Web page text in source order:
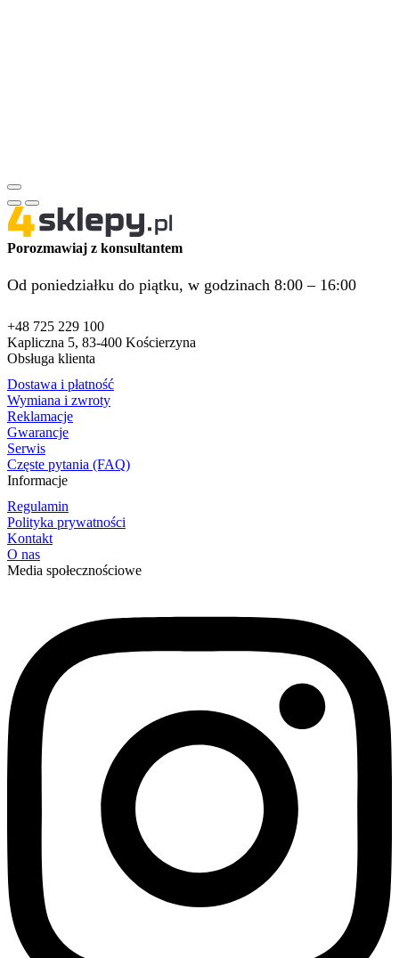
Porozmawiaj z konsultantem
Od poniedziałku do piątku, w godzinach 8:00 – 16:00
+48 725 229 100
Kapliczna 5, 83-400 Kościerzyna
Obsługa klienta
Dostawa i płatność
Wymiana i zwroty
Reklamacje
Gwarancje
Serwis
Częste pytania (FAQ)
Informacje
Regulamin
Polityka prywatności
Kontakt
O nas
Media społecznościowe